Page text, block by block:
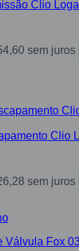
Clio
sem juros
Clio
sem juros